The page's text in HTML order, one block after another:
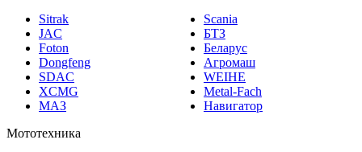
JAC
Foton
Dongfeng
SDAC
XCMG
МАЗ
БТЗ
Беларус
Агромаш
WEIHE
Metal-Fach
Навигатор